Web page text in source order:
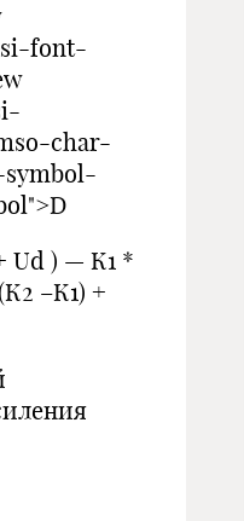
font-
char-
Ud ) — К1 *
–К1) +